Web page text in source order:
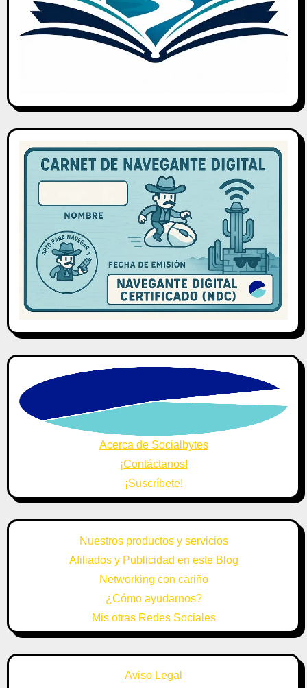
Acerca de Socialbytes
¡Contáctanos!
¡Suscríbete!
Nuestros productos y servicios
Afiliados y Publicidad en este Blog
Networking con cariño
¿Cómo ayudarnos?
Mis otras Redes Sociales
Aviso Legal